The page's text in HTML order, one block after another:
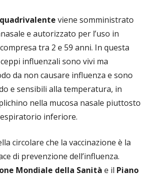
quadrivalente viene somministrato
e autorizzato per l’uso in
tra 2 e 59 anni. In questa
influenzali sono vivi ma
da non causare influenza e sono
e sensibili alla temperatura, in
nella mucosa nasale piuttosto
inferiore.
circolare che la vaccinazione è la
di prevenzione dell’influenza.
Mondiale della Sanità e il Piano